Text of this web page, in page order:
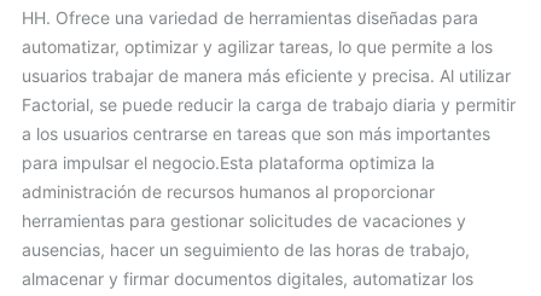
HH. Ofrece una variedad de herramientas diseñadas para
automatizar, optimizar y agilizar tareas, lo que permite a los
usuarios trabajar de manera más eficiente y precisa. Al utilizar
Factorial, se puede reducir la carga de trabajo diaria y permitir
a los usuarios centrarse en tareas que son más importantes
para impulsar el negocio.Esta plataforma optimiza la
administración de recursos humanos al proporcionar
herramientas para gestionar solicitudes de vacaciones y
ausencias, hacer un seguimiento de las horas de trabajo,
almacenar y firmar documentos digitales, automatizar los